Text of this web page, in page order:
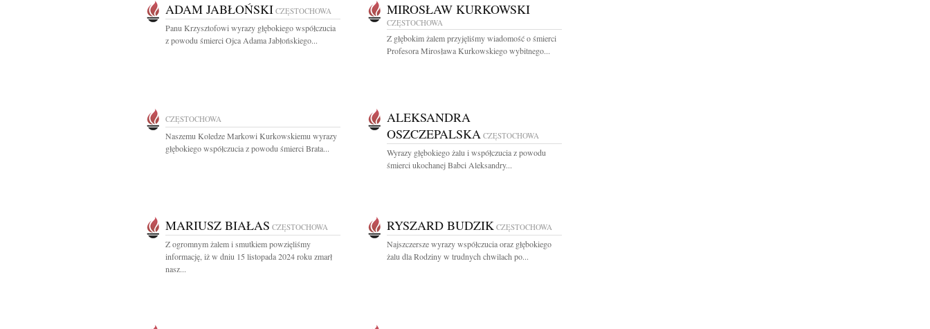
ADAM JABŁOŃSKI CZĘSTOCHOWA
Panu Krzysztofowi wyrazy głębokiego współczucia
z powodu śmierci Ojca Adama Jabłońskiego...
MIROSŁAW KURKOWSKI
CZĘSTOCHOWA
Z głębokim żalem przyjęliśmy wiadomość o śmierci
Profesora Mirosława Kurkowskiego wybitnego...
CZĘSTOCHOWA
Naszemu Koledze Markowi Kurkowskiemu wyrazy
głębokiego współczucia z powodu śmierci Brata...
ALEKSANDRA
OSZCZEPALSKA CZĘSTOCHOWA
Wyrazy głębokiego żalu i współczucia z powodu
śmierci ukochanej Babci Aleksandry...
MARIUSZ BIAŁAS CZĘSTOCHOWA
Z ogromnym żalem i smutkiem powzięliśmy
informację, iż w dniu 15 listopada 2024 roku zmarł
nasz...
RYSZARD BUDZIK CZĘSTOCHOWA
Najszczersze wyrazy współczucia oraz głębokiego
żalu dla Rodziny w trudnych chwilach po...